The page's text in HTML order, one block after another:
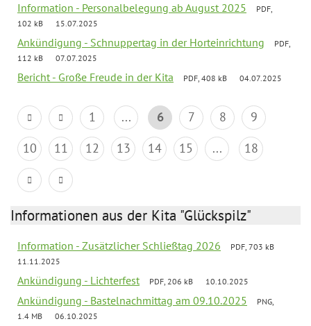
Information - Personalbelegung ab August 2025
PDF,
102 kB
15.07.2025
Ankündigung - Schnuppertag in der Horteinrichtung
PDF,
112 kB
07.07.2025
Bericht - Große Freude in der Kita PDF, 408 kB 04.07.2025
1 ... 6 7 8
9
10
11 12 13 14 15 ... 18
Informationen aus der Kita "Glückspilz"
Information - Zusätzlicher Schließtag 2026
PDF, 703 kB
11.11.2025
Ankündigung - Lichterfest PDF, 206 kB 10.10.2025
Ankündigung - Bastelnachmittag am 09.10.2025
PNG,
1.4 MB
06.10.2025